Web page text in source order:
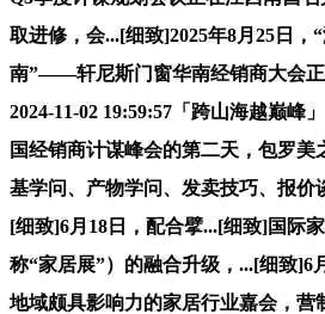
取进修，会...[细致]2025年8月25日，
南”——轩尼斯门窗华南经销商大会正
2024-11-02 19:59:57「跨山海越巅峰
国经销商计谋峰会的第二天，包罗美
基学问、产物学问、发卖技巧、报价
[细致]6月18日，配合擘...[细致]国际
称“家居展”）的融合升级，...[细致]6
地域颇具影响力的家居行业嘉会，营